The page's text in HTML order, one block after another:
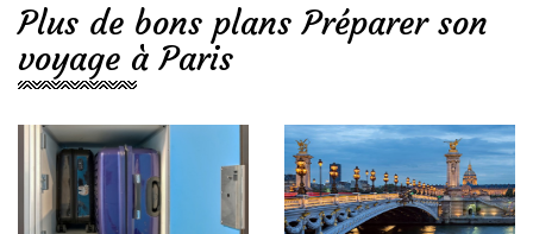
Plus de bons plans Préparer son
voyage à Paris